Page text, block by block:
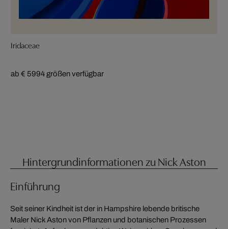
Iridaceae
ab € 5994 größen verfügbar
Hintergrundinformationen zu Nick Aston
Einführung
Seit seiner Kindheit ist der in Hampshire lebende britische
Maler Nick Aston von Pflanzen und botanischen Prozessen